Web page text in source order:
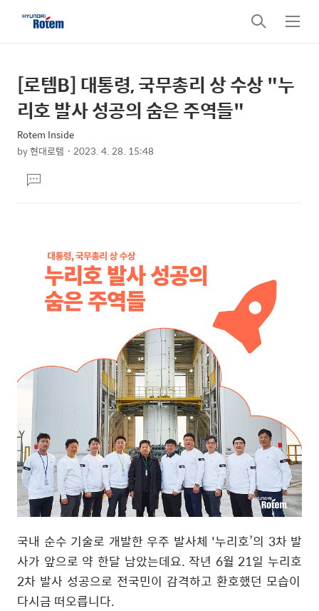
검
색
메
뉴
상
세
텐
본
문
제
목
[로템B] 대통령, 국무총리 상 수상 "누
리호 발사 성공의 숨은 주역들"
Rotem Inside
by현대로템 2023. 4. 28. 15:48
문댓
글
국내 순수 기술로 개발한 우주 발사체 '누리호’의 3차 발
사가 앞으로 약 한달 남았는데요. 작년 6월 21일 누리호
2차 발사 성공으로 전국민이 감격하고 환호했던 모습이
다시금 떠오릅니다.